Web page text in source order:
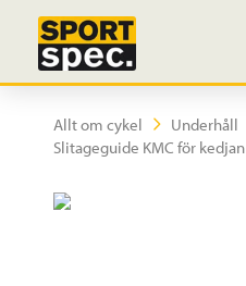
Allt om cykel
Underhåll
Slitageguide KMC för kedjan